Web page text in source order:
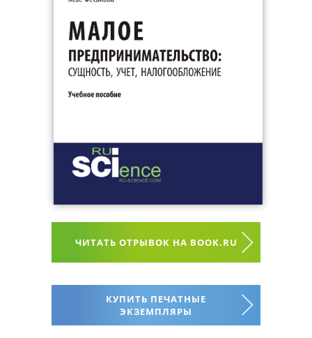
ЧИТАТЬ ОТРЫВОК НА BOOK.RU
КУПИТЬ ПЕЧАТНЫЕ
ЭКЗЕМПЛЯРЫ